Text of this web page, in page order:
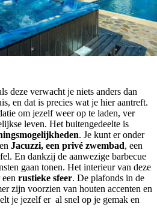
deze verwacht je niets anders dan
en dat is precies wat je hier aantreft.
om jezelf weer op te laden, ver
leven. Het buitengedeelte is
. Je kunt er onder
Jacuzzi, een privé zwembad, een
En dankzij de aanwezige barbecue
gaan tonen. Het interieur van deze
rustieke sfeer. De plafonds in de
zijn voorzien van houten accenten en
je jezelf er al snel op je gemak en